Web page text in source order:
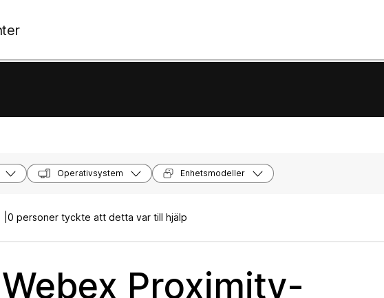
Operativsystem Enhetsmodeller
0 personer tyckte att detta var till hjälp
Proximity-